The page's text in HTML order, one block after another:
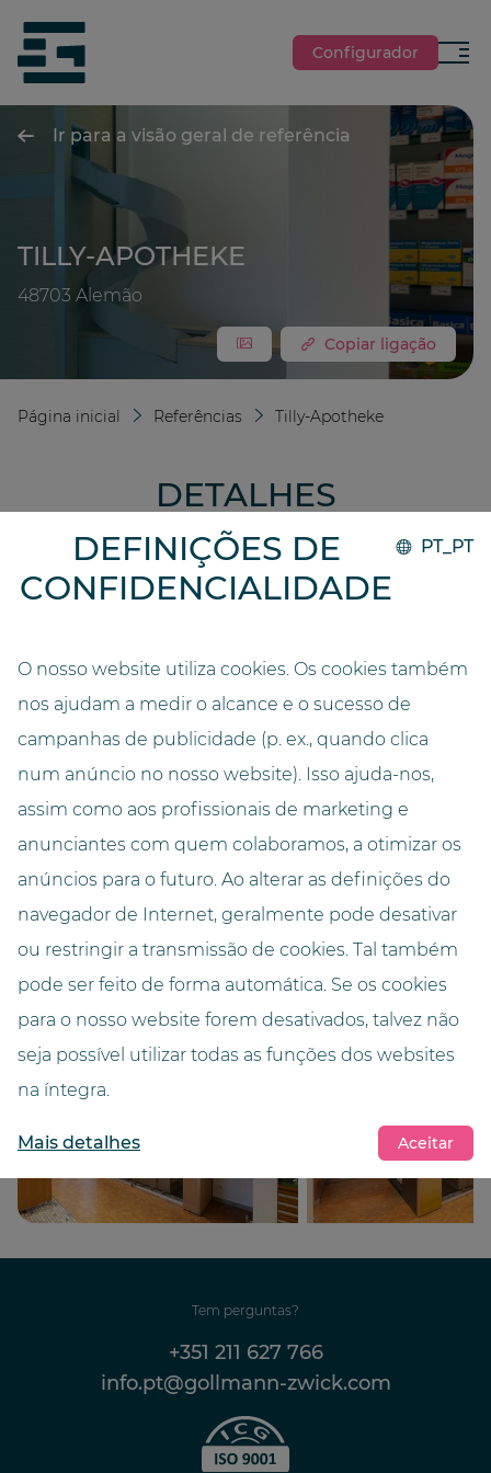
siteLogo
Configurador
Menu
Ir para a visão geral de referência
TILLY-APOTHEKE
48703 Alemão
Copiar ligação
Página inicial Referências Tilly-Apotheke
DETALHES
Implementação
Sistema
GO.compact
Markus Jansen
Capacidade
ca. 10000 Packungen
Boad Oak
Tem perguntas?
+351 211 627 766
info.pt@gollmann-zwick.com
DEFINIÇÕES DE
CONFIDENCIALIDADE
PT_PT
O nosso website utiliza cookies. Os cookies também
nos ajudam a medir o alcance e o sucesso de
campanhas de publicidade (p. ex., quando clica
num anúncio no nosso website). Isso ajuda-nos,
assim como aos profissionais de marketing e
anunciantes com quem colaboramos, a otimizar os
anúncios para o futuro. Ao alterar as definições do
navegador de Internet, geralmente pode desativar
ou restringir a transmissão de cookies. Tal também
pode ser feito de forma automática. Se os cookies
para o nosso website forem desativados, talvez não
seja possível utilizar todas as funções dos websites
na íntegra.
Mais detalhes Aceitar